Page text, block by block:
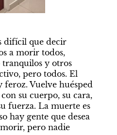
difícil que decir
a morir todos,
y otros
pero todos. El
feroz. Vuelve huésped
su cuerpo, su cara,
fuerza. La muerte es
hay gente que desea
pero nadie